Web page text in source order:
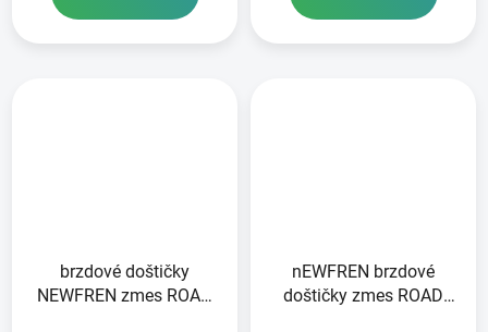
brzdové doštičky
NEWFREN zmes ROAD
nEWFREN brzdové
doštičky zmes ROAD